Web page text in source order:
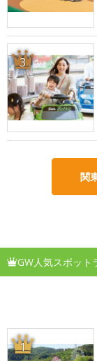
3
関
GW人気スポット
1